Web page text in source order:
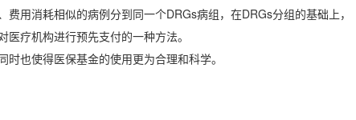
费用消耗相似的病例分到同一个DRGs病组，在DRGs分组的基础上，
疗机构进行预先支付的一种方法。
也使得医保基金的使用更为合理和科学。